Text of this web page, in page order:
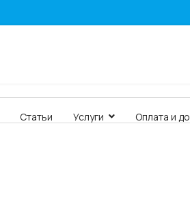
Статьи Услуги Оплата и